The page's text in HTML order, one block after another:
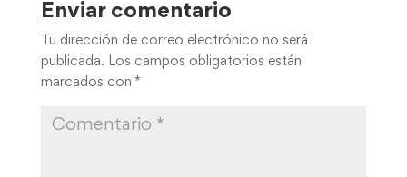
Enviar comentario
Tu dirección de correo electrónico no será
publicada.
Los campos obligatorios están
marcados con *